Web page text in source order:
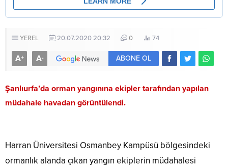
YEREL 20.07.2020 20:32 0 74
A+ A- ABONE OL
Şanlıurfa’da orman yangınına ekipler tarafından yapılan
müdahale havadan görüntülendi.
Harran Üniversitesi Osmanbey Kampüsü bölgesindeki
ormanlık alanda çıkan yangın ekiplerin müdahalesi